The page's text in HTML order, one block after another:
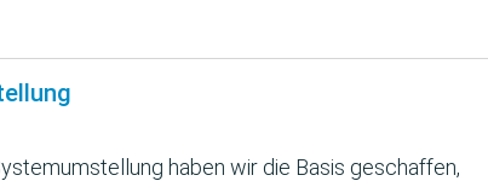
haben wir die Basis geschaffen,